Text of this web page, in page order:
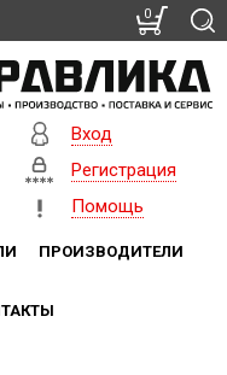
Вход
Регистрация
Помощь
ПРОИЗВОДИТЕЛИ
0